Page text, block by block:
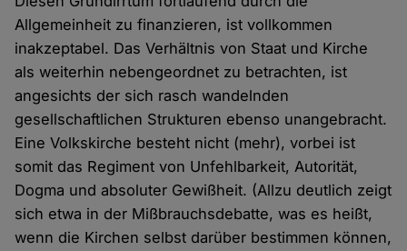
Allgemeinheit zu finanzieren, ist vollkommen
inakzeptabel. Das Verhältnis von Staat und Kirche
als weiterhin nebengeordnet zu betrachten, ist
angesichts der sich rasch wandelnden
gesellschaftlichen Strukturen ebenso unangebracht.
Eine Volkskirche besteht nicht (mehr), vorbei ist
somit das Regiment von Unfehlbarkeit, Autorität,
Dogma und absoluter Gewißheit. (Allzu deutlich zeigt
sich etwa in der Mißbrauchsdebatte, was es heißt,
wenn die Kirchen selbst darüber bestimmen können,